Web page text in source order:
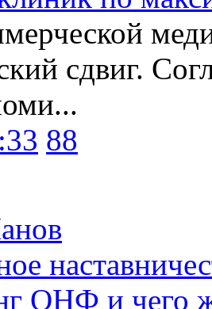
сдвиг.
88
ОНФ и чего